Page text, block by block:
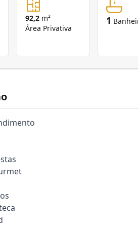
92,2 m²
Área Privativa
1